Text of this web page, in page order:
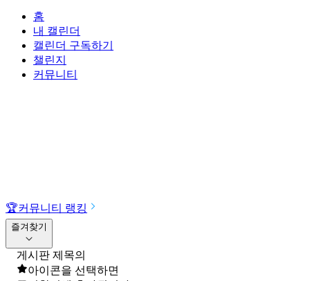
홈
내 캘린더
캘린더 구독하기
챌린지
커뮤니티
🏆커뮤니티 랭킹
즐겨찾기
게시판 제목의
아이콘을 선택하면